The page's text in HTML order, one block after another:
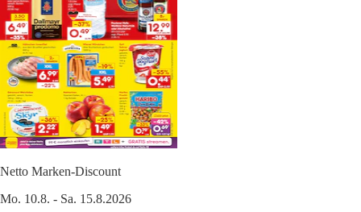
Netto Marken-Discount
Mo. 10.8. - Sa. 15.8.2026